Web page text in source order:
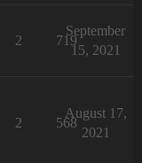
2 719
September
15, 2021
2 568
August 17,
2021